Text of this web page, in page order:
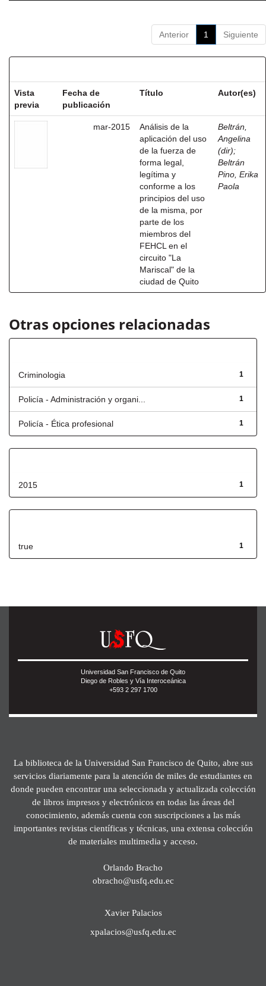
Anterior 1 Siguiente
Vista
previa
Fecha de
publicación
Título Autor(es)
mar-2015
Análisis de la
aplicación del uso
de la fuerza de
forma legal,
legítima y
conforme a los
principios del uso
de la misma, por
parte de los
miembros del
FEHCL en el
circuito "La
Mariscal" de la
ciudad de Quito
Beltrán,
Angelina
(dir);
Beltrán
Pino, Erika
Paola
Otras opciones relacionadas
1
Criminologia
1
Policía - Administración y organi...
1
Policía - Ética profesional
1
2015
1
true
Universidad San Francisco de Quito
Diego de Robles y Vía Interoceánica
+593 2 297 1700
La biblioteca de la Universidad San Francisco de Quito, abre sus
servicios diariamente para la atención de miles de estudiantes en
donde pueden encontrar una seleccionada y actualizada colección
de libros impresos y electrónicos en todas las áreas del
conocimiento, además cuenta con suscripciones a las más
importantes revistas científicas y técnicas, una extensa colección
de materiales multimedia y acceso.
Orlando Bracho
obracho@usfq.edu.ec
Xavier Palacios
xpalacios@usfq.edu.ec